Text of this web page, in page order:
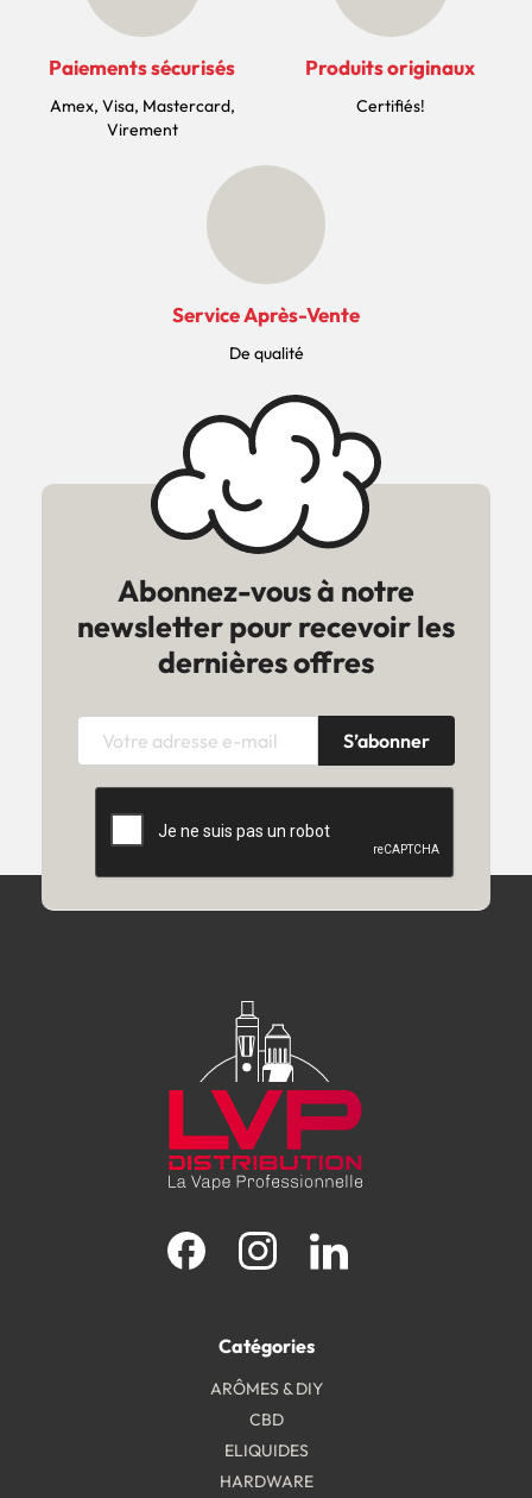
Paiements sécurisés
Amex, Visa, Mastercard,
Virement
Produits originaux
Certifiés!
Service Après-Vente
De qualité
Abonnez-vous à notre
newsletter pour recevoir les
dernières offres
Catégories
ARÔMES & DIY
CBD
ELIQUIDES
HARDWARE
Facebook Instagram